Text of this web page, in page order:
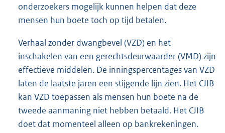
onderzoekers mogelijk kunnen helpen dat deze
mensen hun boete toch op tijd betalen.
Verhaal zonder dwangbevel (VZD) en het
inschakelen van een gerechtsdeurwaarder (VMD) zijn
effectieve middelen. De inningspercentages van VZD
laten de laatste jaren een stijgende lijn zien. Het CJIB
kan VZD toepassen als mensen hun boete na de
tweede aanmaning niet hebben betaald. Het CJIB
doet dat momenteel alleen op bankrekeningen.